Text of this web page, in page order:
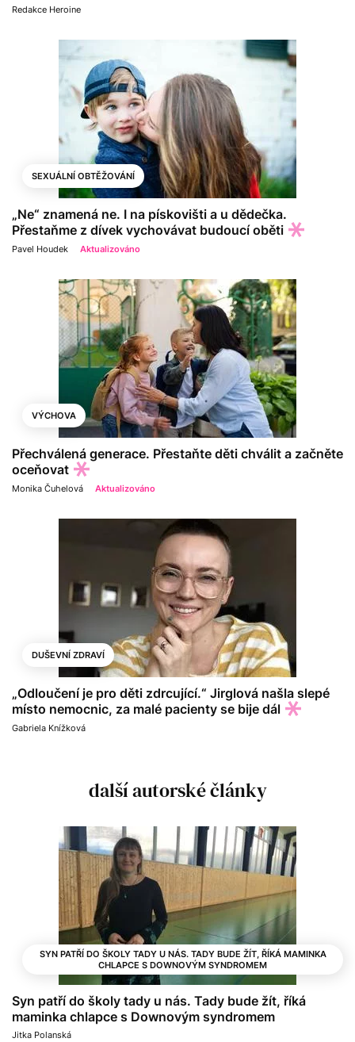
Redakce Heroine
SEXUÁLNÍ OBTĚŽOVÁNÍ
„Ne“ znamená ne. I na pískovišti a u dědečka.
Přestaňme z dívek vychovávat budoucí oběti
Pavel Houdek Aktualizováno
VÝCHOVA
Přechválená generace. Přestaňte děti chválit a začněte
oceňovat
Monika Čuhelová Aktualizováno
DUŠEVNÍ ZDRAVÍ
„Odloučení je pro děti zdrcující.“ Jirglová našla slepé
místo nemocnic, za malé pacienty se bije dál
Gabriela Knížková
další autorské články
SYN PATŘÍ DO ŠKOLY TADY U NÁS. TADY BUDE ŽÍT, ŘÍKÁ MAMINKA
CHLAPCE S DOWNOVÝM SYNDROMEM
Syn patří do školy tady u nás. Tady bude žít, říká
maminka chlapce s Downovým syndromem
Jitka Polanská